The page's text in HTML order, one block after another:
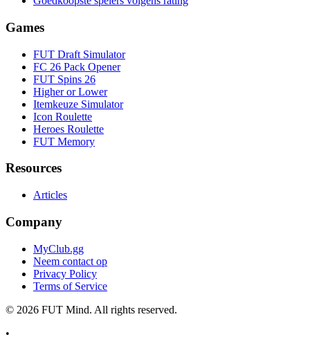
Games
FUT Draft Simulator
FC 26 Pack Opener
FUT Spins 26
Higher or Lower
Itemkeuze Simulator
Icon Roulette
Heroes Roulette
FUT Memory
Resources
Articles
Company
MyClub.gg
Neem contact op
Privacy Policy
Terms of Service
© 2026 FUT Mind. All rights reserved.
•